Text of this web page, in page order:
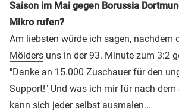
Saison im Mai gegen Borussia
Mikro rufen?
Am liebsten würde ich sagen, nachdem
Mölders uns in der 93. Minute zum 3:2
"Danke an 15.000 Zuschauer für den
Support!" Und was ich mir für nach dem
kann sich jeder selbst ausmalen...